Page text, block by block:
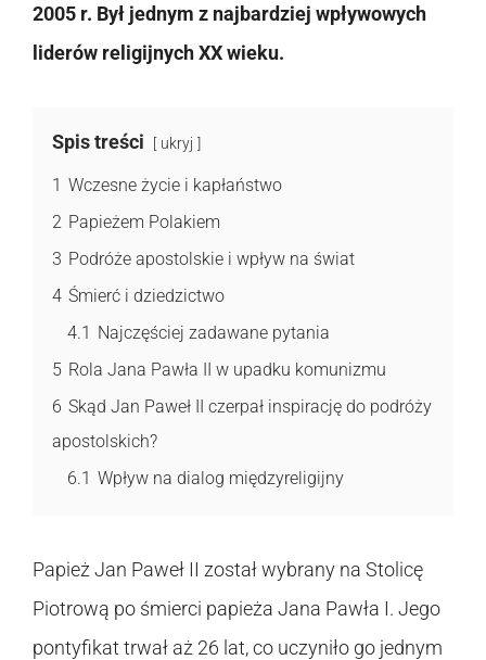
2005 r. Był jednym z najbardziej wpływowych
liderów religijnych XX wieku.
Spis treści ukryj
1 Wczesne życie i kapłaństwo
2 Papieżem Polakiem
3 Podróże apostolskie i wpływ na świat
4 Śmierć i dziedzictwo
4.1 Najczęściej zadawane pytania
5 Rola Jana Pawła II w upadku komunizmu
6 Skąd Jan Paweł II czerpał inspirację do podróży
apostolskich?
6.1 Wpływ na dialog międzyreligijny
Papież Jan Paweł II został wybrany na Stolicę
Piotrową po śmierci papieża Jana Pawła I. Jego
pontyfikat trwał aż 26 lat, co uczyniło go jednym